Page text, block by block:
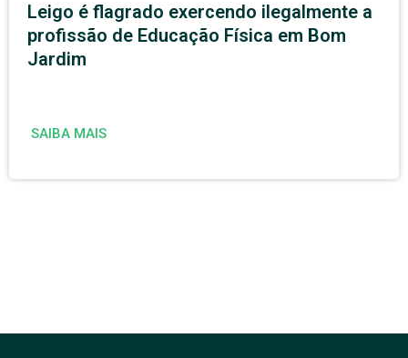
Leigo é flagrado exercendo ilegalmente a
profissão de Educação Física em Bom
Jardim
SAIBA MAIS